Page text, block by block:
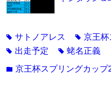
tagサトノアレス tag京王杯
tag 出走予定 tag蛯名正義
folder京王杯スプリングカップ